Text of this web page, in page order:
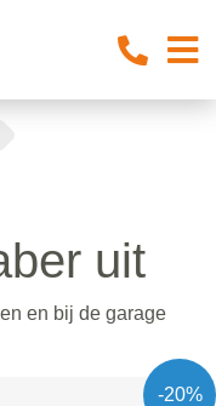
uit
en bij de garage
-20%